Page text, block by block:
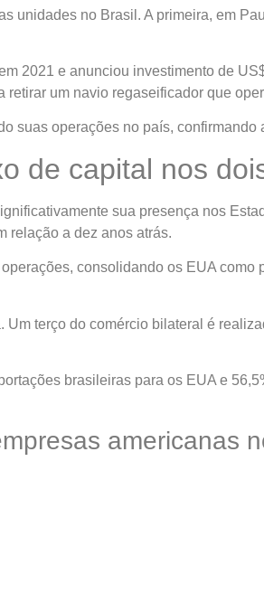
unidades no Brasil. A primeira, em
2021 e anunciou investimento de
um navio regaseificador que
suas operações no país,
de capital nos
sua presença nos
relação a dez anos atrás.
consolidando os EUA como
terço do comércio bilateral é
brasileiras para os EUA e
americanas